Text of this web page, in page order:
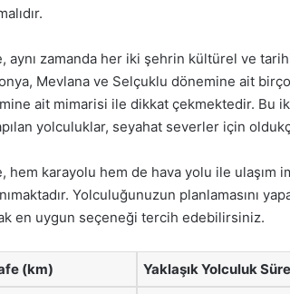
aynı zamanda her iki şehrin kültürel ve
Mevlana ve Selçuklu dönemine ait
ait mimarisi ile dikkat çekmektedir. Bu
yolculuklar, seyahat severler için
hem karayolu hem de hava yolu ile ulaşım
Yolculuğunuzun planlamasını
en uygun seçeneği tercih edebilirsiniz.
(km) Yaklaşık Yolculuk